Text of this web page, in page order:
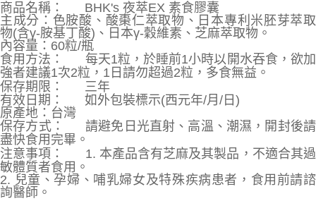
商品名稱：
BHK's 夜萃EX 素食膠囊
主成分：色胺酸、酸棗仁萃取物、日本專利米胚芽萃取
物(含γ-胺基丁酸)、日本γ-穀維素、芝麻萃取物。
內容量：60粒/瓶
食用方法：
每天1粒，於睡前1小時以開水吞食，欲加
強者建議1次2粒，1日請勿超過2粒，多食無益。
保存期限：
三年
有效日期：
如外包裝標示(西元年/月/日)
原產地：台灣
保存方式：
請避免日光直射、高溫、潮濕，開封後請
盡快食用完畢。
注意事項：
1. 本產品含有芝麻及其製品，不適合其過
敏體質者食用。
2. 兒童、孕婦、哺乳婦女及特殊疾病患者，食用前請諮
詢醫師。